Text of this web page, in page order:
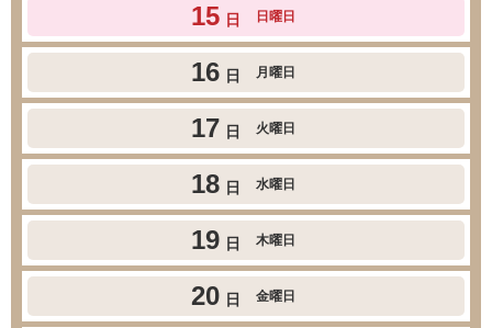
15 日 日曜日
16 日 月曜日
17 日 火曜日
18 日 水曜日
19 日 木曜日
20 日 金曜日